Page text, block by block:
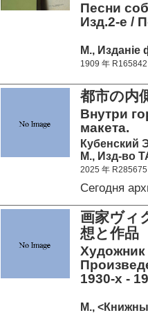
Песни
Изд.2-е /
М., Изданiе
1909 年 R165842
都市の内
Внутри
макета.
Кубенский
М., Изд-во
2025 年 R285675
Сегодня
画家ヴィ
想と作
1930-х -
М.,